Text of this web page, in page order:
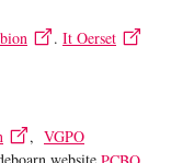
. It Oerset
, VGPO